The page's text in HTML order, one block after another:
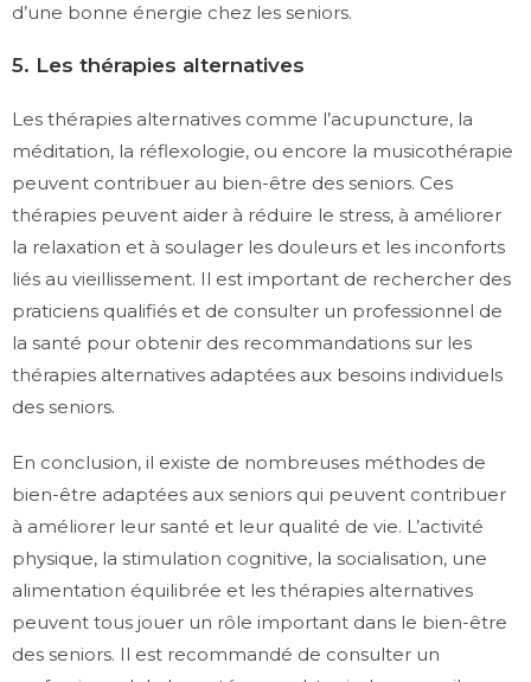
d’une bonne énergie chez les seniors.
5. Les thérapies alternatives
Les thérapies alternatives comme l’acupuncture, la
méditation, la réflexologie, ou encore la musicothérapie
peuvent contribuer au bien-être des seniors. Ces
thérapies peuvent aider à réduire le stress, à améliorer
la relaxation et à soulager les douleurs et les inconforts
liés au vieillissement. Il est important de rechercher des
praticiens qualifiés et de consulter un professionnel de
la santé pour obtenir des recommandations sur les
thérapies alternatives adaptées aux besoins individuels
des seniors.
En conclusion, il existe de nombreuses méthodes de
bien-être adaptées aux seniors qui peuvent contribuer
à améliorer leur santé et leur qualité de vie. L’activité
physique, la stimulation cognitive, la socialisation, une
alimentation équilibrée et les thérapies alternatives
peuvent tous jouer un rôle important dans le bien-être
des seniors. Il est recommandé de consulter un